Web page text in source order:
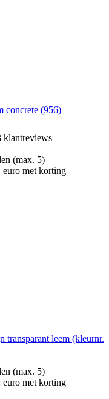
concrete (956)
klantreviews
(max. 5)
euro met korting
leem (kleurnr.
(max. 5)
euro met korting